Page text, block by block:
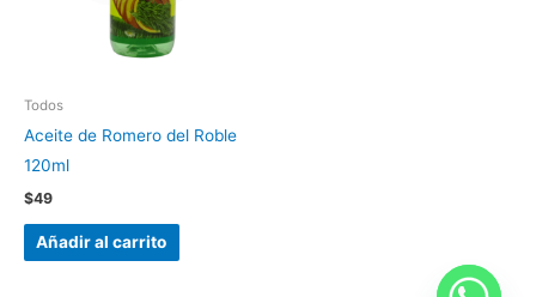
Todos
Aceite de Romero del Roble
120ml
$49
Añadir al carrito